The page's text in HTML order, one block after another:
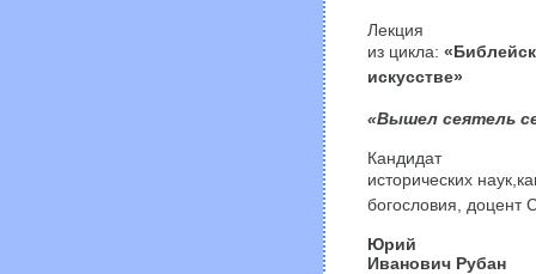
Лекция
из цикла:
искусстве»
«Вышел сеятель
Кандидат
исторических наук,
богословия, доцент
Юрий
Иванович Рубан